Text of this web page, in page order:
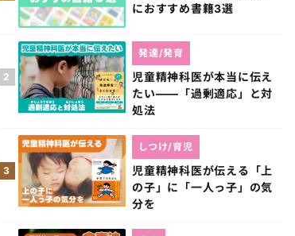
におすすめ書籍3選
2
児童精神科医が本当に伝え
たい――「過剰適応」と対
処法
発達/発育
3
児童精神科医が伝える「上
の子」に「一人っ子」の気
分を
しつけ/育児